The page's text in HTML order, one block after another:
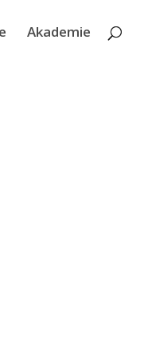
Akademie